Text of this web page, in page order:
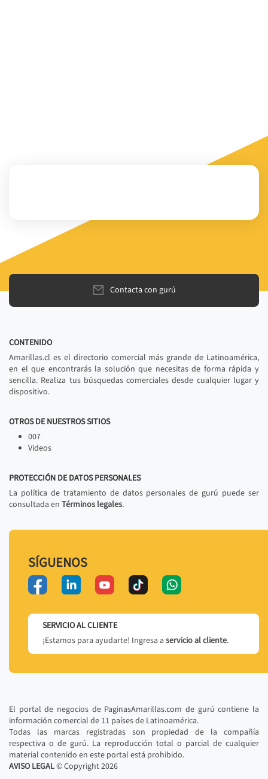
Contacta con gurú
CONTENIDO
Amarillas.cl es el directorio comercial más grande de Latinoamérica,
en el que encontrarás la solución que necesitas de forma rápida y
sencilla. Realiza tus búsquedas comerciales desde cualquier lugar y
dispositivo.
OTROS DE NUESTROS SITIOS
007
Videos
PROTECCIÓN DE DATOS PERSONALES
La política de tratamiento de datos personales de gurú puede ser
consultada en Términos legales.
SÍGUENOS
SERVICIO AL CLIENTE
¡Estamos para ayudarte! Ingresa a servicio al cliente.
El portal de negocios de PaginasAmarillas.com de gurú contiene la
información comercial de 11 países de Latinoamérica.
Todas las marcas registradas son propiedad de la compañía
respectiva o de gurú. La reproducción total o parcial de cualquier
material contenido en este portal está prohibido.
AVISO LEGAL© Copyright2026